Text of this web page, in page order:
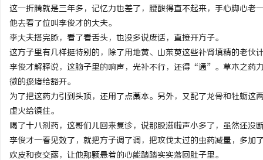
这一折腾就是三年多，记忆力也差了，腰酸得直不起来，手心脚心老
他去看了位叫李俊才的大夫。
李大夫搭完脉，看了看舌头，也没多说废话，直接开方子。
这方子里有几样挺特别的，除了用地黄、山茱萸这些补肾填精的老伙
李俊才解释说，这脑子里的响声，光补不行，还得“通”。草木之药
微的瘀堵给豁开。
为了把这药力引到头顶，还用了点藁本。另外，又配了龙骨和牡蛎
虚火给镇住。
喝了十八剂药，这哥们儿回来复诊，说那股滋啦声小多了，虽然还没
李俊才一看见效了，就把方子调了调，把攻伐太过的虫药减量，多
欢皮和夜交藤，让他那颗悬着的心能踏踏实实落回肚子里。